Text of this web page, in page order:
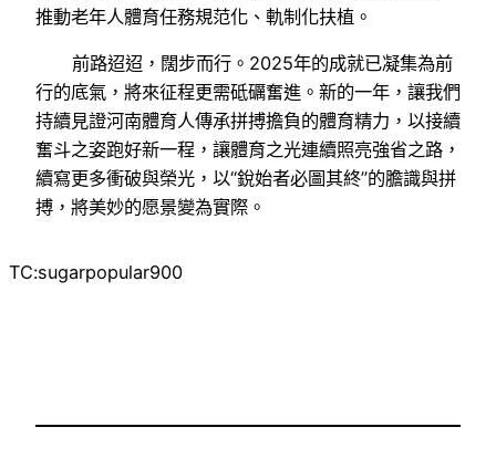
推動老年人體育任務規范化、軌制化扶植。
前路迢迢，闊步而行。2025年的成就已凝集為前
行的底氣，將來征程更需砥礪奮進。新的一年，讓我們
持續見證河南體育人傳承拼搏擔負的體育精力，以接續
奮斗之姿跑好新一程，讓體育之光連續照亮強省之路，
續寫更多衝破與榮光，以“銳始者必圖其終”的膽識與拼
搏，將美妙的愿景變為實際。
TC:sugarpopular900